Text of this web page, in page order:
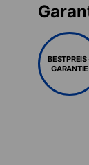
BESTPREIS
GARANTIE